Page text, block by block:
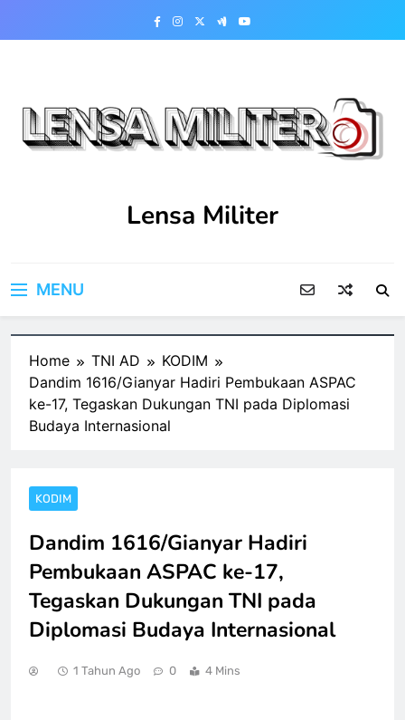
Lensa Militer
MENU
Home TNI AD
KODIM
Dandim 1616/Gianyar Hadiri Pembukaan ASPAC
ke-17, Tegaskan Dukungan TNI pada Diplomasi
Budaya Internasional
KODIM
Dandim 1616/Gianyar Hadiri
Pembukaan ASPAC ke-17,
Tegaskan Dukungan TNI pada
Diplomasi Budaya Internasional
1 Tahun Ago 0 4 Mins